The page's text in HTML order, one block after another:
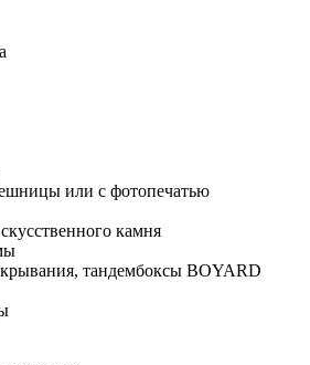
или с фотопечатью
камня
тандембоксы BOYARD